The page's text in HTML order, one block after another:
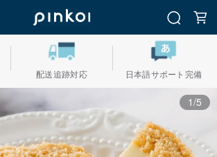
配送追跡対応 日本語サポート完備
1/5